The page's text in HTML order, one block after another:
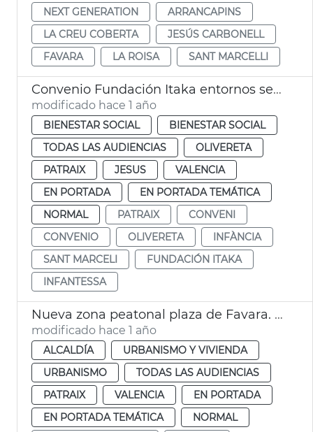
NEXT GENERATION
ARRANCAPINS
LA CREU COBERTA
JESÚS CARBONELL
FAVARA
LA ROISA SANT MARCELLI
Convenio Fundación Itaka entornos seguros infancia
modificado hace 1 año
BIENESTAR SOCIAL
BIENESTAR SOCIAL
TODAS LAS AUDIENCIAS
OLIVERETA
PATRAIX
JESUS
VALENCIA
EN PORTADA
EN PORTADA TEMÁTICA
NORMAL
PATRAIX
CONVENI
CONVENIO
OLIVERETA
INFÀNCIA
SANT MARCELI
FUNDACIÓN ITAKA
INFANTESSA
Nueva zona peatonal plaza de Favara. València
modificado hace 1 año
ALCALDÍA
URBANISMO Y VIVIENDA
URBANISMO
TODAS LAS AUDIENCIAS
PATRAIX
VALENCIA
EN PORTADA
EN PORTADA TEMÁTICA
NORMAL